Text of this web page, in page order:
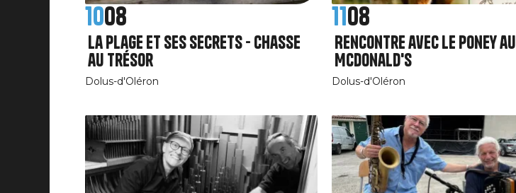
1008
La plage et ses secrets - chasse
au trésor
Dolus-d'Oléron
1108
Rencontre avec le poney au
McDonald's
Dolus-d'Oléron